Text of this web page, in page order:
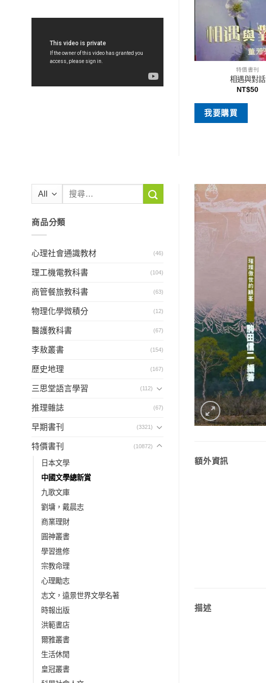
特價書刊
相遇與對話
NT$50
我要購買
記得你是誰-哈佛的最後一堂課
搜
尋
鍵
商品分類
心理社會通識教材 (46)
理工機電教科書 (104)
商管餐旅教科書 (63)
物理化學微積分 (12)
醫護教科書 (67)
李敖叢書 (154)
歷史地理 (167)
三思堂語言學習 (112)
推理雜誌 (67)
早期書刊 (3321)
特價書刊 (10872)
日本文學
中國文學總新賞
九歌文庫
劉墉，戴晨志
商業理財
圓神叢書
學習進修
宗教命理
心理勵志
志文，遠景世界文學名著
時報出版
洪範書店
爾雅叢書
生活休閒
皇冠叢書
額外資訊
描述